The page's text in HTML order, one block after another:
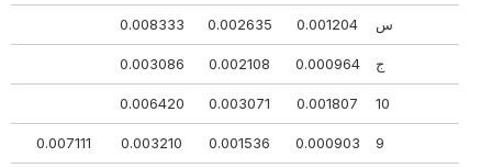
س 0.001204
0.002635
0.008333
0.000964
0.002108
0.003086
10
0.001807
0.003071
0.006420
0.000903
0.001536
0.003210
0.007111